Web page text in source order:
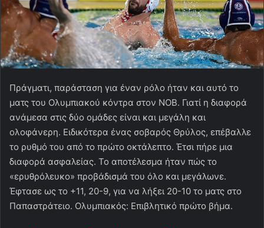
Πράγματι, παράσταση για έναν ρόλο ήταν και αυτό το
ματς του Ολυμπιακού κόντρα στον ΝΟΒ. Γιατί η διαφορά
ανάμεσα στις δύο ομάδες είναι και μεγάλη και
ολοφάνερη. Ειδικότερα ένας σοβαρός Θρύλος, επέβαλλε
το ρυθμό του από το πρώτο οκτάλεπτο. Έτσι πήρε μια
διαφορά ασφαλείας. Το αποτέλεσμα ήταν πώς το
«ερυθρόλευκο» προβάδισμά του όλο και μεγάλωνε.
Έφτασε ως το +11, 20-9, για να λήξει 20-10 το ματς στο
Παπαστράτειο. Ολυμπιακός: Επιβλητικό πρώτο βήμα.